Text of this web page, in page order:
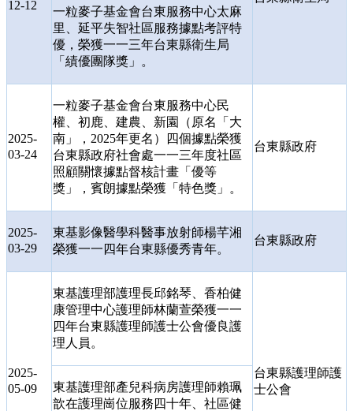
12-12
一粒麥子基金會台東服務中心太麻
里、延平失智社區服務據點考評特
優，榮獲一一三年台東縣衛生局
「績優團隊獎」。
2025-
03-24
一粒麥子基金會台東服務中心民
權、初鹿、建農、新園（原名「大
南」， 2025年更名）四個據點榮獲
台東縣政府社會處一一三年度社區
照顧關懷據點督核計畫「優等
獎」，賓朗據點榮獲「特色獎」。
台東縣政府
2025-
03-29
東基影像醫學科醫事放射師楊芊湘
榮獲一一四年台東縣優秀青年。
台東縣政府
2025-
05-09
東基護理部護理長邱銘琴、香柏健
康管理中心護理師林蘭萱榮獲一一
四年台東縣護理師護士公會優良護
理人員。
台東縣護理師護
士公會
東基護理部產兒科病房護理師賴珮
歆在護理崗位服務四十年、社區健